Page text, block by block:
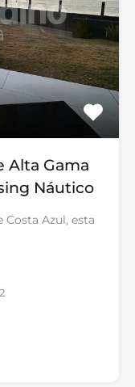
Alta Gama
Náutico
Azul, esta